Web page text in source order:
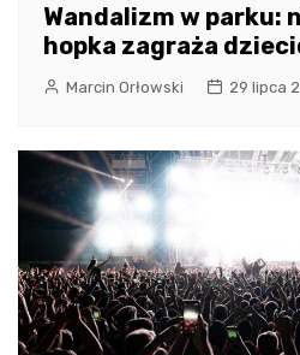
Wandalizm w parku:
hopka zagraża
Marcin Orłowski 29 lipca